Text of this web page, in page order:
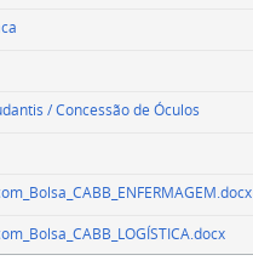
/ Concessão de Óculos